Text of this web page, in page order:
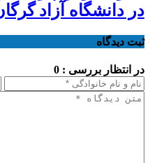
در دانشگاه آزاد
ثبت دیدگاه
در انتظار بررسی : 0